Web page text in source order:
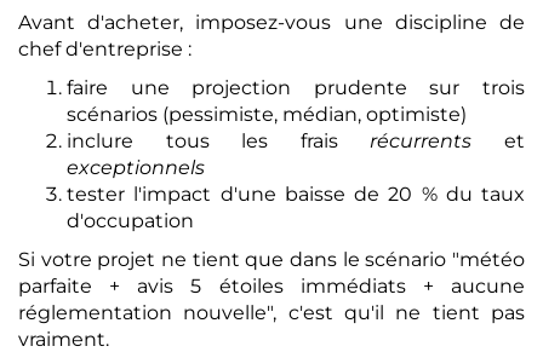
Avant d'acheter, imposez-vous une discipline de
chef d'entreprise :
faire une projection prudente sur trois
scénarios (pessimiste, médian, optimiste)
inclure tous les fraisrécurrents et
exceptionnels
tester l'impact d'une baisse de 20 % du taux
d'occupation
Si votre projet ne tient que dans le scénario "météo
parfaite + avis 5 étoiles immédiats + aucune
réglementation nouvelle", c'est qu'il ne tient pas
vraiment.